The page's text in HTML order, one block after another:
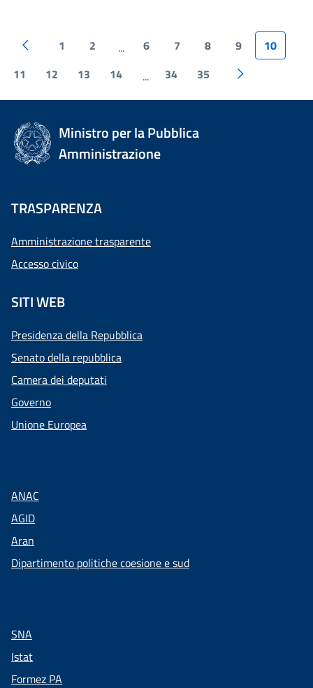
1 2 ... 6 7 8 9
10
11
12 13 14 ... 34 35
Ministro per la Pubblica
Amministrazione
TRASPARENZA
Amministrazione trasparente
Accesso civico
SITI WEB
Presidenza della Repubblica
Senato della repubblica
Camera dei deputati
Governo
Unione Europea
ANAC
AGID
Aran
Dipartimento politiche coesione e sud
SNA
Istat
Formez PA